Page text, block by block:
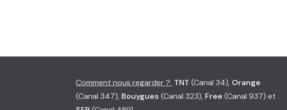
Comment nous regarder ? TNT (Canal 34), Orange
(Canal 347), Bouygues (Canal 323), Free (Canal 937) et